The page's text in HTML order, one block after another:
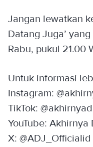
Jangan lewatkan
Datang Juga’
Rabu, pukul 21.00
Untuk informasi
Instagram:
TikTok:
YouTube:
X: @ADJ_Officialid